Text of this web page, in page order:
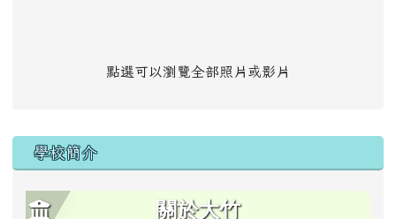
點選可以瀏覽全部照片或影片
學校簡介
關於大竹